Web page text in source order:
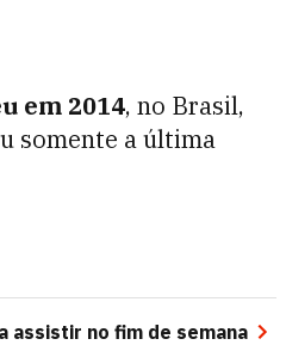
em 2014, no Brasil,
somente a última
assistir no fim de semana